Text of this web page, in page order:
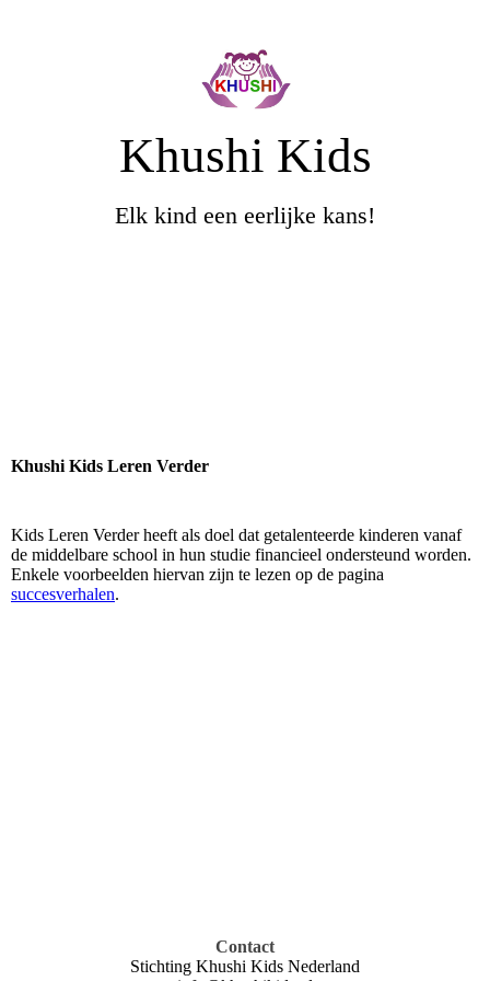
Khushi Kids
Elk kind een eerlijke kans!
Khushi Kids Leren Verder
Kids Leren Verder heeft als doel dat getalenteerde kinderen vanaf
de middelbare school in hun studie financieel ondersteund worden.
Enkele voorbeelden hiervan zijn te lezen op de pagina
succesverhalen.
Contact
Stichting Khushi Kids Nederland